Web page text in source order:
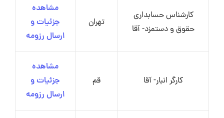
کارشناس حسابداری
حقوق و دستمزد- آقا
تهران
مشاهده
جزئیات و
ارسال رزومه
کارگر انبار- آقا قم
مشاهده
جزئیات و
ارسال رزومه